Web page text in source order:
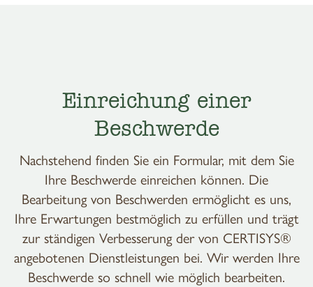
Einreichung einer
Beschwerde
Nachstehend finden Sie ein Formular, mit dem Sie
Ihre Beschwerde einreichen können. Die
Bearbeitung von Beschwerden ermöglicht es uns,
Ihre Erwartungen bestmöglich zu erfüllen und trägt
zur ständigen Verbesserung der von CERTISYS®
angebotenen Dienstleistungen bei. Wir werden Ihre
Beschwerde so schnell wie möglich bearbeiten.